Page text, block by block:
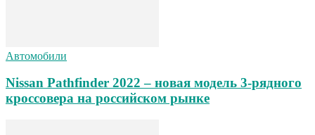
Автомобили
Nissan Pathfinder 2022 – новая модель 3-рядного
кроссовера на российском рынке